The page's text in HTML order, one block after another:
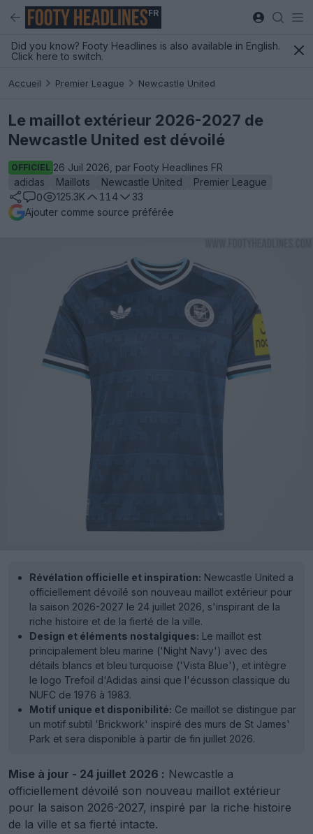
FR
Did you know? Footy Headlines is also available in English.
Click here to switch.
Accueil Premier League Newcastle United
Le maillot extérieur 2026-2027 de
Newcastle United est dévoilé
OFFICIEL 26 Juil 2026, par Footy Headlines FR
adidas
Maillots Newcastle United
Premier League
0
125.3K 114
33
Ajouter comme source préférée
Révélation officielle et inspiration: Newcastle United a
officiellement dévoilé son nouveau maillot extérieur pour
la saison 2026-2027 le 24 juillet 2026, s'inspirant de la
riche histoire et de la fierté de la ville.
Design et éléments nostalgiques: Le maillot est
principalement bleu marine ('Night Navy') avec des
détails blancs et bleu turquoise ('Vista Blue'), et intègre
le logo Trefoil d'Adidas ainsi que l'écusson classique du
NUFC de 1976 à 1983.
Motif unique et disponibilité: Ce maillot se distingue par
un motif subtil 'Brickwork' inspiré des murs de St James'
Park et sera disponible à partir de fin juillet 2026.
Mise à jour - 24 juillet 2026 : Newcastle a
officiellement dévoilé son nouveau maillot extérieur
pour la saison 2026-2027, inspiré par la riche histoire
de la ville et sa fierté intacte.